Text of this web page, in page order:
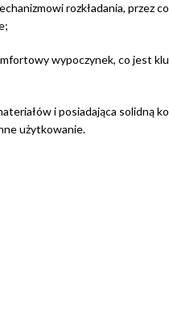
rozkładania, przez
wypoczynek, co jest
i posiadająca solidną
użytkowanie.